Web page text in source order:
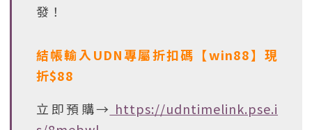
發！
結帳輸入UDN專屬折扣碼【win88】現
折$88
立即預購→ https://udntimelink.pse.i